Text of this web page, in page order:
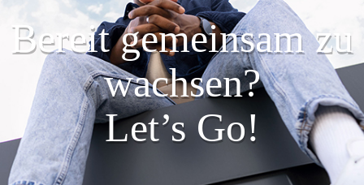
Bereit gemeinsam zu
wachsen?
Let’s Go!